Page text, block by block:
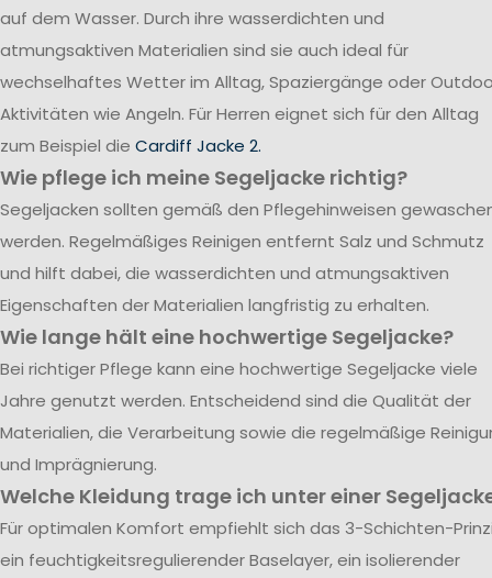
auf dem Wasser. Durch ihre wasserdichten und
atmungsaktiven Materialien sind sie auch ideal für
wechselhaftes Wetter im Alltag, Spaziergänge oder
Aktivitäten wie Angeln. Für Herren eignet sich für den Alltag
zum Beispiel die Cardiff Jacke 2.
Wie pflege ich meine Segeljacke richtig?
Segeljacken sollten gemäß den Pflegehinweisen
werden. Regelmäßiges Reinigen entfernt Salz und Schmutz
und hilft dabei, die wasserdichten und atmungsaktiven
Eigenschaften der Materialien langfristig zu erhalten.
Wie lange hält eine hochwertige Segeljacke?
Bei richtiger Pflege kann eine hochwertige Segeljacke viele
Jahre genutzt werden. Entscheidend sind die Qualität der
Materialien, die Verarbeitung sowie die regelmäßige
und Imprägnierung.
Welche Kleidung trage ich unter einer
Für optimalen Komfort empfiehlt sich das 3-Schichten-
ein feuchtigkeitsregulierender Baselayer, ein isolierender